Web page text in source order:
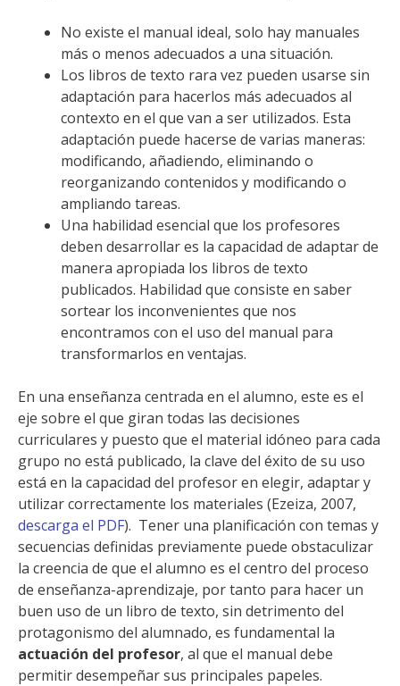
No existe el manual ideal, solo hay manuales
más o menos adecuados a una situación.
Los libros de texto rara vez pueden usarse sin
adaptación para hacerlos más adecuados al
contexto en el que van a ser utilizados. Esta
adaptación puede hacerse de varias maneras:
modificando, añadiendo, eliminando o
reorganizando contenidos y modificando o
ampliando tareas.
Una habilidad esencial que los profesores
deben desarrollar es la capacidad de adaptar de
manera apropiada los libros de texto
publicados. Habilidad que consiste en saber
sortear los inconvenientes que nos
encontramos con el uso del manual para
transformarlos en ventajas.
En una enseñanza centrada en el alumno, este es el
eje sobre el que giran todas las decisiones
curriculares y puesto que el material idóneo para cada
grupo no está publicado, la clave del éxito de su uso
está en la capacidad del profesor en elegir, adaptar y
utilizar correctamente los materiales (Ezeiza, 2007,
descarga el PDF). Tener una planificación con temas y
secuencias definidas previamente puede obstaculizar
la creencia de que el alumno es el centro del proceso
de enseñanza-aprendizaje, por tanto para hacer un
buen uso de un libro de texto, sin detrimento del
protagonismo del alumnado, es fundamental la
actuación del profesor, al que el manual debe
permitir desempeñar sus principales papeles.